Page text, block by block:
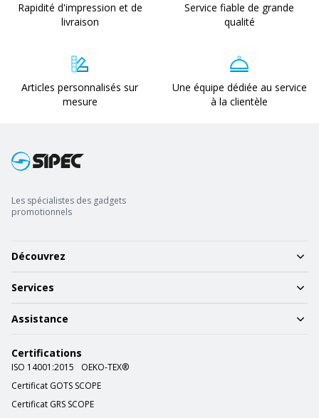
Rapidité d'impression et de
livraison
Service fiable de grande
qualité
Articles personnalisés sur
mesure
Une équipe dédiée au service
à la clientèle
Les spécialistes des gadgets
promotionnels
Découvrez
Services
Assistance
Certifications
ISO 14001:2015
OEKO-TEX®
Certificat GOTS SCOPE
Certificat GRS SCOPE